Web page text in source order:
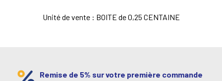
Unité de vente : BOITE de 0,25 CENTAINE
Remise de 5% sur votre première commande